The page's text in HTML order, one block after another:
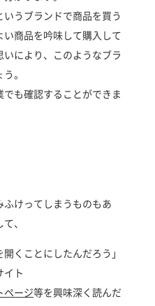
うブランドで商品を買う
商品を吟味して購入して
により、このようなブラ
。
も確認することができま
けってしまうものもあ
、
くことにしたんだろう」
イト
ページ等を興味深く読んだ